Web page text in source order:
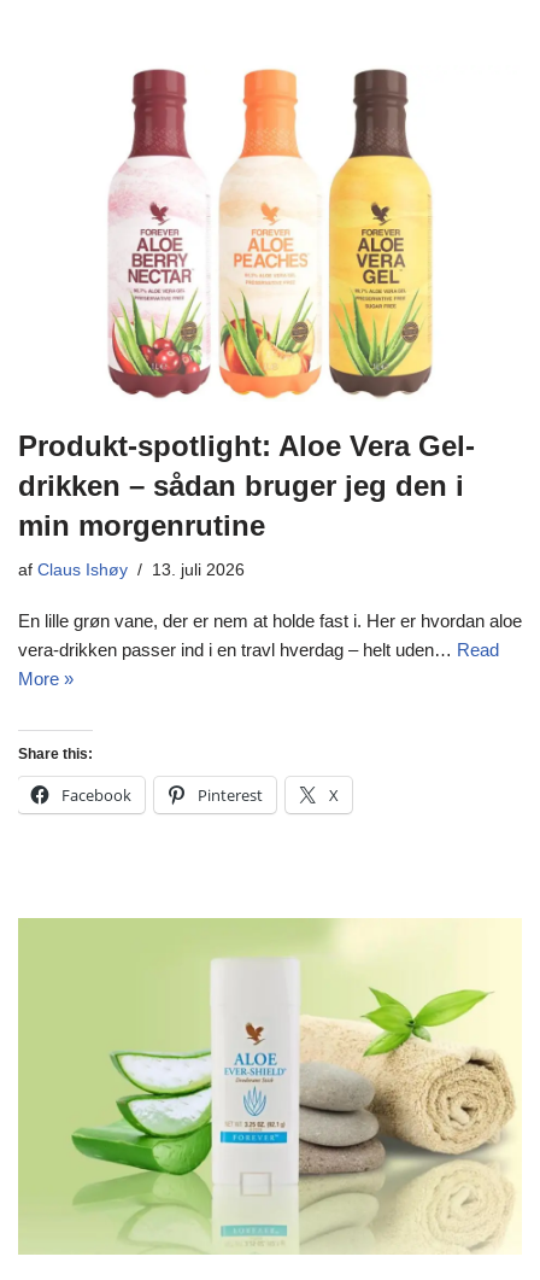
Produkt-spotlight: Aloe Vera Gel-
drikken – sådan bruger jeg den i
min morgenrutine
af Claus Ishøy 13. juli 2026
En lille grøn vane, der er nem at holde fast i. Her er hvordan aloe
vera-drikken passer ind i en travl hverdag – helt uden… Read
More »
Share this:
Facebook Pinterest X